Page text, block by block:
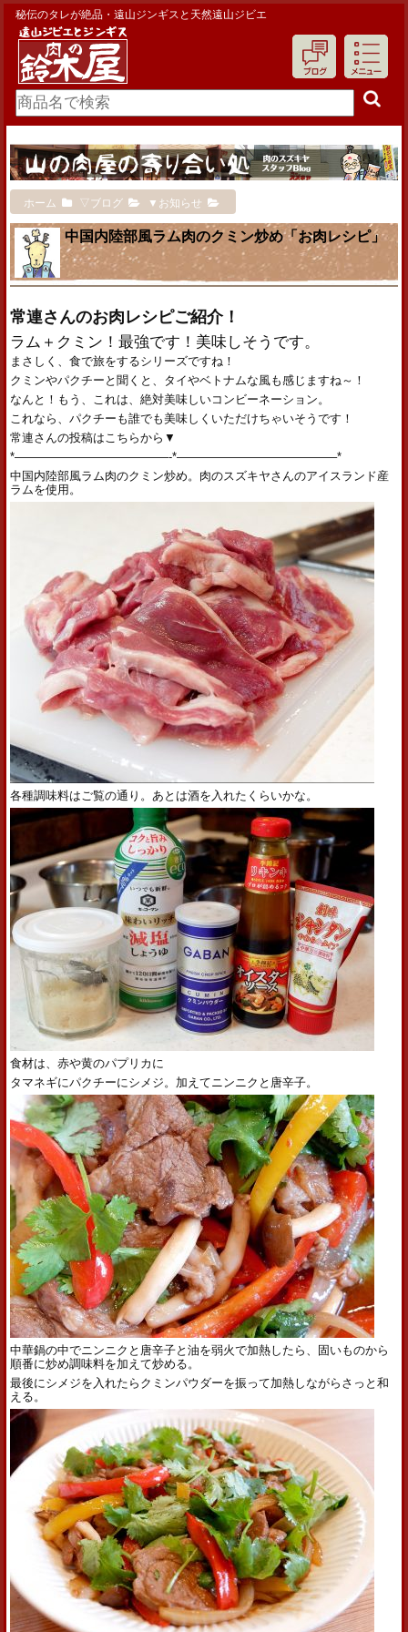
秘伝のタレが絶品・遠山ジンギスと天然遠山ジビエ
ホーム ▽ブログ ▼お知らせ
中国内陸部風ラム肉のクミン炒め「お肉レシピ」
常連さんのお肉レシピご紹介！
ラム＋クミン！最強です！美味しそうです。
まさしく、食で旅をするシリーズですね！
クミンやパクチーと聞くと、タイやベトナムな風も感じますね～！
なんと！もう、これは、絶対美味しいコンビーネーション。
これなら、パクチーも誰でも美味しくいただけちゃいそうです！
常連さんの投稿はこちらから▼
*—————————————-*—————————————–*
中国内陸部風ラム肉のクミン炒め。肉のスズキヤさんのアイスランド産
ラムを使用。
各種調味料はご覧の通り。あとは酒を入れたくらいかな。
食材は、赤や黄のパプリカに
タマネギにパクチーにシメジ。加えてニンニクと唐辛子。
中華鍋の中でニンニクと唐辛子と油を弱火で加熱したら、固いものから
順番に炒め調味料を加えて炒める。
最後にシメジを入れたらクミンパウダーを振って加熱しながらさっと和
える。